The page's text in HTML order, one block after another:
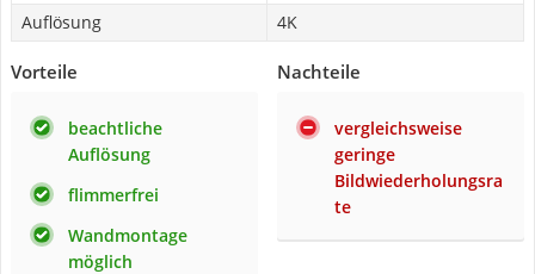
Auflösung
4K
Vorteile
beachtliche
Auflösung
flimmerfrei
Wandmontage
möglich
Nachteile
vergleichsweise
geringe
Bildwiederholungsra
te